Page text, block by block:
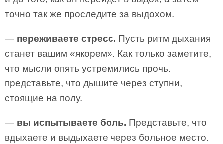
точно так же проследите за выдохом.
— переживаете стресс. Пусть ритм дыхания
станет вашим «якорем». Как только заметите,
что мысли опять устремились прочь,
представьте, что дышите через ступни,
стоящие на полу.
— вы испытываете боль. Представьте, что
вдыхаете и выдыхаете через больное место.